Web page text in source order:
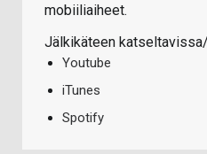
mobiiliaiheet.
Jälkikäteen
Youtube
iTunes
Spotify